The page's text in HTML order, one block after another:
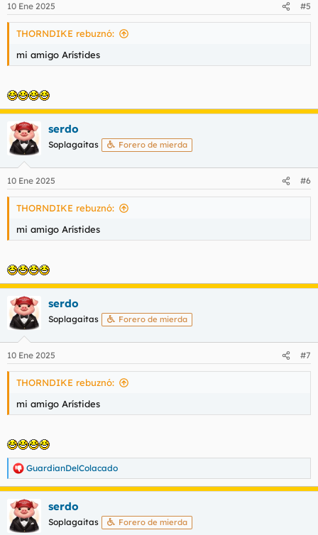
10 Ene 2025 #5
THORNDIKE rebuznó:
mi amigo Arístides
serdo
Soplagaitas Forero de mierda
10 Ene 2025 #6
THORNDIKE rebuznó:
mi amigo Arístides
serdo
Soplagaitas Forero de mierda
10 Ene 2025 #7
THORNDIKE rebuznó:
mi amigo Arístides
R
e
a
c
c
i
GuardianDelColacado
serdo
Soplagaitas Forero de mierda